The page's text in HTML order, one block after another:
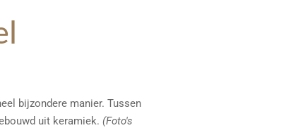
bijzondere manier. Tussen
uit keramiek. (Foto's